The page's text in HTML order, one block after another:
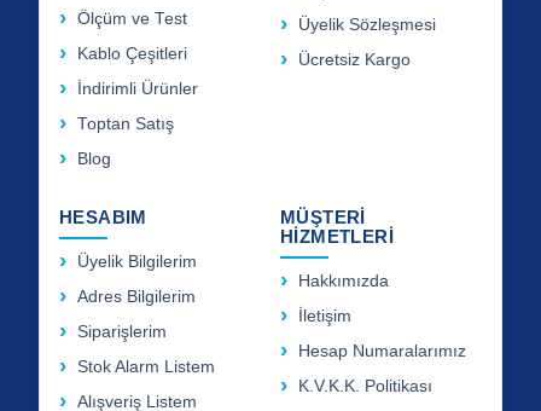
Ölçüm ve Test
Kablo Çeşitleri
İndirimli Ürünler
Toptan Satış
Blog
Üyelik Sözleşmesi
Ücretsiz Kargo
HESABIM
Üyelik Bilgilerim
Adres Bilgilerim
Siparişlerim
Stok Alarm Listem
Alışveriş Listem
MÜŞTERİ
HİZMETLERİ
Hakkımızda
İletişim
Hesap Numaralarımız
K.V.K.K. Politikası